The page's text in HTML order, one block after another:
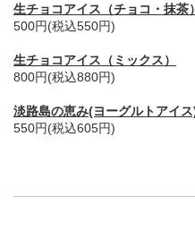
生チョコアイス（チョコ・抹茶）
500円(税込550円)
生チョコアイス（ミックス）
800円(税込880円)
淡路島の恵み(ヨーグルトアイス
550円(税込605円)